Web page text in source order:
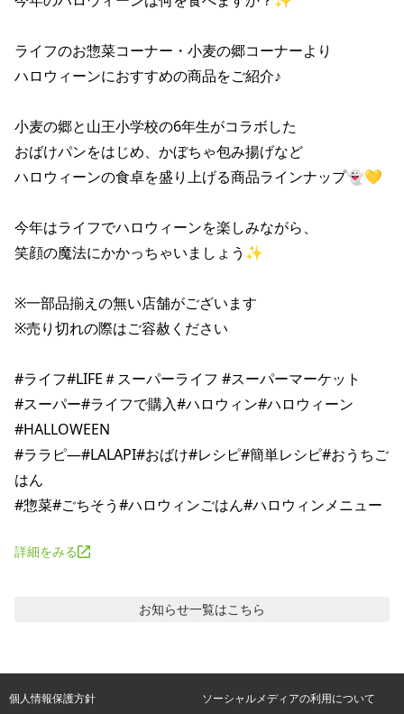
ライフのお惣菜コーナー・小麦の郷コーナーより
ハロウィーンにおすすめの商品をご紹介♪
小麦の郷と山王小学校の6年生がコラボした
おばけパンをはじめ、かぼちゃ包み揚げなど
ハロウィーンの食卓を盛り上げる商品ラインナップ👻💛
今年はライフでハロウィーンを楽しみながら、
笑顔の魔法にかかっちゃいましょう✨
※一部品揃えの無い店舗がございます
※売り切れの際はご容赦ください
#ライフ#LIFE＃スーパーライフ #スーパーマーケット
#スーパー#ライフで購入#ハロウィン#ハロウィーン
#HALLOWEEN
#ララピ―#LALAPI#おばけ#レシピ#簡単レシピ#おうちご
はん
詳細をみる
お知らせ一覧はこちら
個人情報保護方針 ソーシャルメディアの利用について